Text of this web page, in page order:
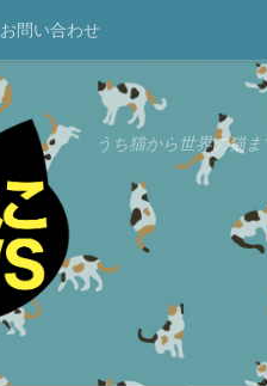
お問い合わせ
うち猫から世界の猫